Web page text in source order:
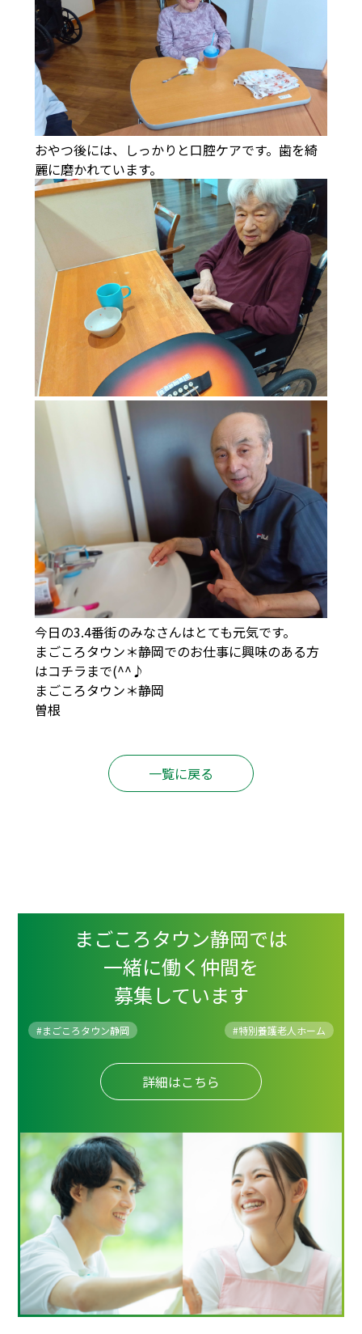
おやつ後には、しっかりと口腔ケアです。歯を綺
麗に磨かれています。
今日の3.4番街のみなさんはとても元気です。
まごころタウン＊静岡でのお仕事に興味のある方
はコチラ まで(^^♪
まごころタウン＊静岡
曽根
一覧に戻る
まごころタウン静岡では
一緒に働く仲間を
募集しています
#まごころタウン静岡 #特別養護老人ホーム
詳細はこちら